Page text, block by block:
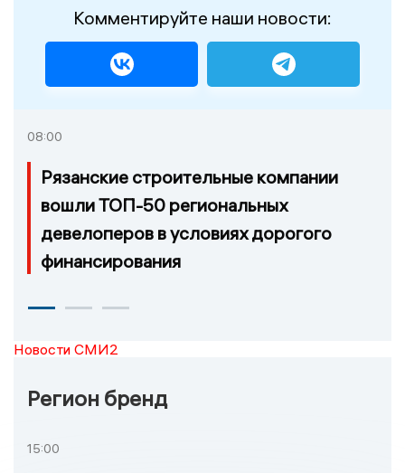
Комментируйте наши новости:
08:00
Рязанские строительные компании
вошли ТОП-50 региональных
девелоперов в условиях дорогого
финансирования
Новости СМИ2
Регион бренд
15:00